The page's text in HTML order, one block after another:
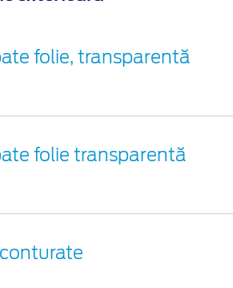
folie, transparentă
folie transparentă